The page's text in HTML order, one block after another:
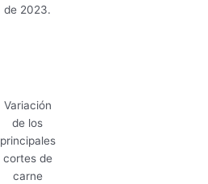
de 2023.
Variación
de los
principales
cortes de
carne